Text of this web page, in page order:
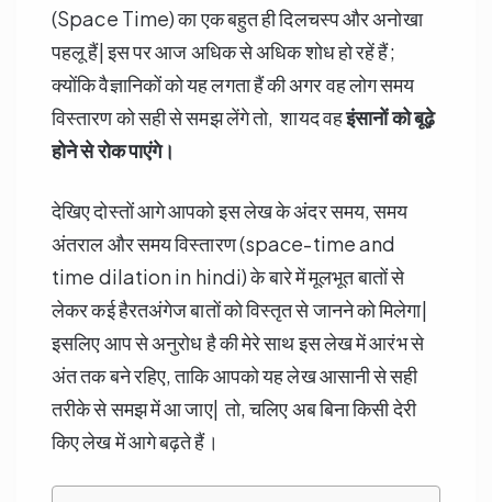
(Space Time) का एक बहुत ही दिलचस्प और अनोखा
पहलू हैं| इस पर आज अधिक से अधिक शोध हो रहें हैं;
क्योंकि वैज्ञानिकों को यह लगता हैं की अगर वह लोग समय
विस्तारण को सही से समझ लेंगे तो, शायद वहइंसानों को बूढ़े
होने से रोक पाएंगे।
देखिए दोस्तों आगे आपको इस लेख के अंदर समय, समय
अंतराल और समय विस्तारण (space-time and
time dilation in hindi) के बारे में मूलभूत बातों से
लेकर कई हैरतअंगेज बातों को विस्तृत से जानने को मिलेगा|
इसलिए आप से अनुरोध है की मेरे साथ इस लेख में आरंभ से
अंत तक बने रहिए, ताकि आपको यह लेख आसानी से सही
तरीके से समझ में आ जाए| तो, चलिए अब बिना किसी देरी
किए लेख में आगे बढ़ते हैं।